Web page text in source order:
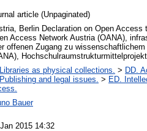
article (Unpaginated)
Berlin Declaration on Open
Access Network Austria (OANA),
offenen Zugang zu
as physical collections. > DD.
and legal issues.
> ED.
Bauer
2015 14:32